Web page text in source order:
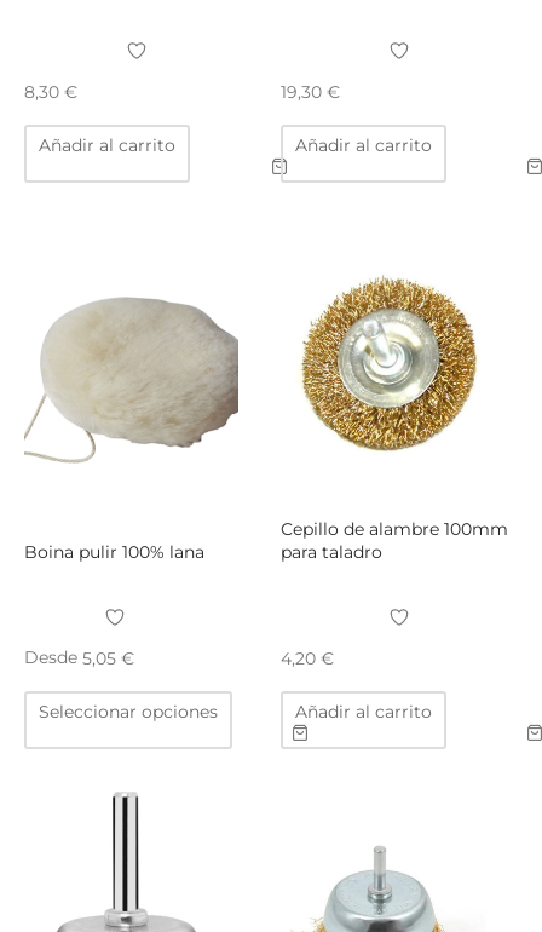
8,30 €
Añadir al carrito
19,30 €
Añadir al carrito
Boina pulir 100% lana
Desde 5,05 €
Seleccionar opciones
Este
producto
tiene
Cepillo de alambre 100mm
para taladro
4,20 €
Añadir al carrito
TINTES Y MANUALIDADES